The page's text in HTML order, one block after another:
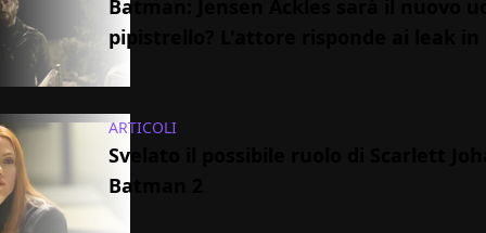
Batman: Jensen Ackles sarà il nuovo
pipistrello? L'attore risponde ai leak in
ARTICOLI
Svelato il possibile ruolo di Scarlett
Batman 2